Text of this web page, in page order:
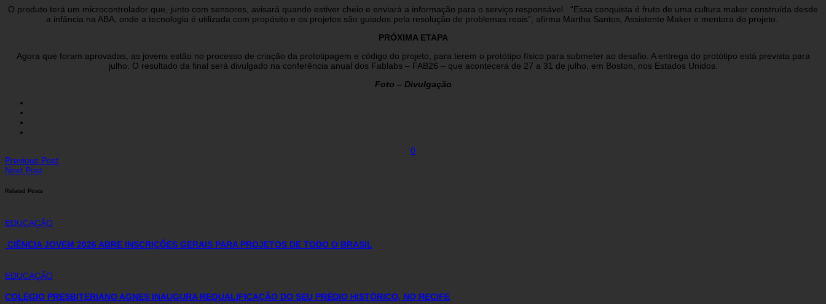
O produto terá um microcontrolador que, junto com sensores, avisará quando estiver cheio e enviará a informação para o serviço responsável. “Essa conquista é fruto de uma cultura maker construída desde
a infância na ABA, onde a tecnologia é utilizada com propósito e os projetos são guiados pela resolução de problemas reais”, afirma Martha Santos, Assistente Maker e mentora do projeto.
PRÓXIMA ETAPA
Agora que foram aprovadas, as jovens estão no processo de criação da prototipagem e código do projeto, para terem o protótipo físico para submeter ao desafio. A entrega do protótipo está prevista para
julho. O resultado da final será divulgado na conferência anual dos Fablabs – FAB26 – que acontecerá de 27 a 31 de julho, em Boston, nos Estados Unidos.
Foto – Divulgação
0
Previous Post
Next Post
Related Posts
EDUCAÇÃO
CIÊNCIA JOVEM 2026 ABRE INSCRIÇÕES GERAIS PARA PROJETOS DE TODO O BRASIL
EDUCAÇÃO
COLÉGIO PRESBITERIANO AGNES INAUGURA REQUALIFICAÇÃO DO SEU PRÉDIO HISTÓRICO, NO RECIFE